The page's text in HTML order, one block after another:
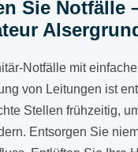
Sie Notfälle
Notfälle mit
von Leitungen ist
Stellen frühzeitig,
Entsorgen Sie